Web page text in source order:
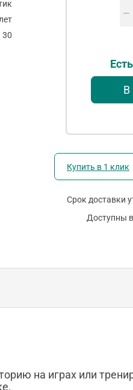
30
В
Купить в 1 клик
Срок доставки
Доступны
на играх или